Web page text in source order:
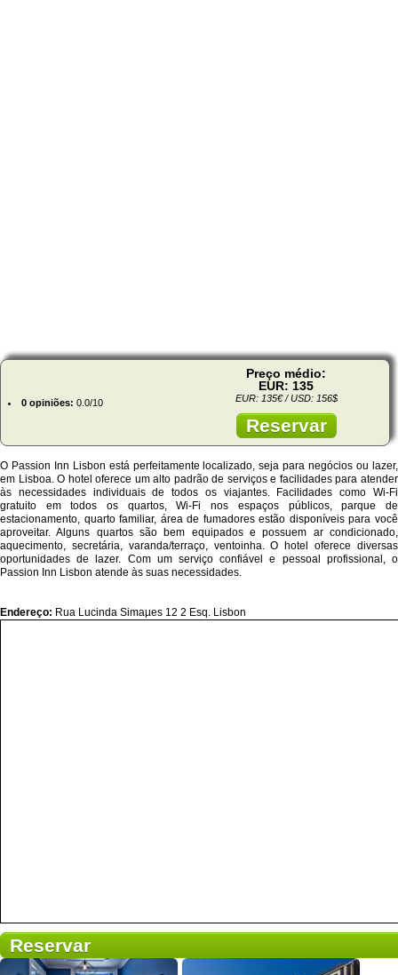
0 opiniões: 0.0/10
Preço médio:
EUR: 135
EUR: 135€ / USD: 156$
Reservar
O Passion Inn Lisbon está perfeitamente localizado, seja para negócios ou lazer,
em Lisboa. O hotel oferece um alto padrão de serviços e facilidades para atender
às necessidades individuais de todos os viajantes. Facilidades como Wi-Fi
gratuito em todos os quartos, Wi-Fi nos espaços públicos, parque de
estacionamento, quarto familiar, área de fumadores estão disponíveis para você
aproveitar. Alguns quartos são bem equipados e possuem ar condicionado,
aquecimento, secretária, varanda/terraço, ventoinha. O hotel oferece diversas
oportunidades de lazer. Com um serviço confiável e pessoal profissional, o
Passion Inn Lisbon atende às suas necessidades.
Endereço: Rua Lucinda Simaµes 12 2 Esq. Lisbon
Reservar